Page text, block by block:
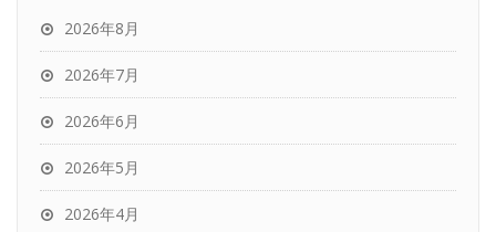
2026年8月
2026年7月
2026年6月
2026年5月
2026年4月